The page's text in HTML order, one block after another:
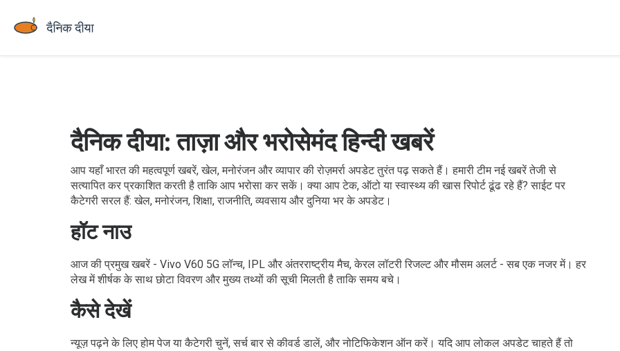
दैनिक दीया: ताज़ा और भरोसेमंद हिन्दी खबरें
आप यहाँ भारत की महत्वपूर्ण खबरें, खेल, मनोरंजन और व्यापार की रोज़मर्रा अपडेट तुरंत पढ़ सकते हैं। हमारी टीम नई खबरें तेजी से
सत्यापित कर प्रकाशित करती है ताकि आप भरोसा कर सकें। क्या आप टेक, ऑटो या स्वास्थ्य की खास रिपोर्ट ढूंढ रहे हैं? साईट पर
कैटेगरी सरल हैं: खेल, मनोरंजन, शिक्षा, राजनीति, व्यवसाय और दुनिया भर के अपडेट।
हॉट नाउ
आज की प्रमुख खबरें - Vivo V60 5G लॉन्च, IPL और अंतरराष्ट्रीय मैच, केरल लॉटरी रिजल्ट और मौसम अलर्ट - सब एक नजर में। हर
लेख में शीर्षक के साथ छोटा विवरण और मुख्य तथ्यों की सूची मिलती है ताकि समय बचे।
कैसे देखें
न्यूज़ पढ़ने के लिए होम पेज या कैटेगरी चुनें, सर्च बार से कीवर्ड डालें, और नोटिफिकेशन ऑन करें। यदि आप लोकल अपडेट चाहते हैं तो